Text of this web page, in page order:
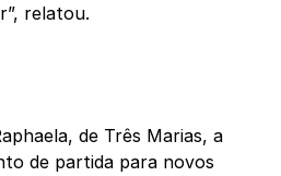
relatou.
de Três Marias, a
de partida para novos